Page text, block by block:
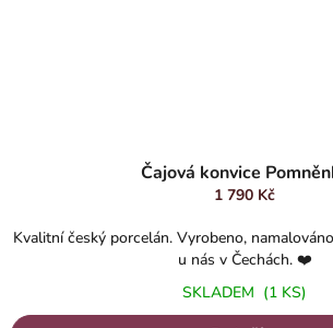
Čajová konvice
1 790 Kč
Kvalitní český porcelán. Vyrobeno,
u nás v Čechách. ❤️
SKLADEM (1 KS)